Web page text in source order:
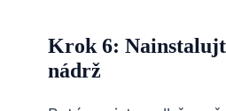
Krok 6:
nádrž